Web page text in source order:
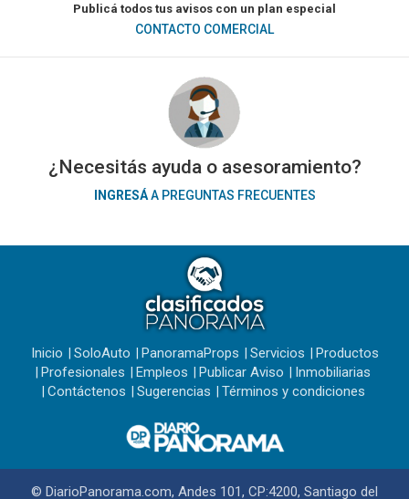
Publicá todos tus avisos con un plan especial
CONTACTO COMERCIAL
¿Necesitás ayuda o asesoramiento?
INGRESÁA PREGUNTAS FRECUENTES
Inicio SoloAuto PanoramaProps Servicios
Productos
Profesionales
Empleos Publicar Aviso
Inmobiliarias
Contáctenos
Sugerencias Términos y condiciones
© DiarioPanorama.com, Andes 101, CP:4200, Santiago del